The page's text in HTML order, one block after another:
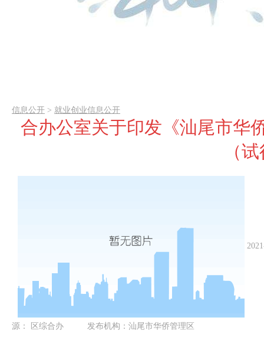
信息公开 > 就业创业信息公开
合办公室关于印发《汕尾市华
（
源： 区综合办 发布机构： 汕尾市华侨管理区